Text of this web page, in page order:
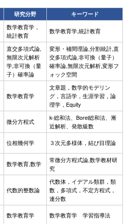
研究分野 キーワード
数学教育学，
統計教育
数学教育学,統計教育
直交多項式論,
無限次元解析
学,非可換（量
子）確率論
変形・補間理論,分割統計,直
交多項式論,非可換（量子）
確率論,無限次元解析,変形フ
ォック空間
数学教育学
文章題，数学的モデリン
グ，言語学，生涯学習，論
理学，Equity
微分方程式
k-総和法、Borel総和法、漸
近解析、発散級数
位相幾何学 ３次元多様体，結び目理論
数学教育,数学
常微分方程式論,数学教材研
究
代数的整数論
代数体，イデアル類群，類
数，多項式，不定方程式，
連分数
数学教育学 数学教育学 学習指導法